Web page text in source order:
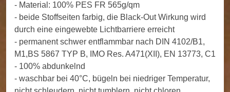
- Material: 100% PES FR 565g/qm
- beide Stoffseiten farbig, die Black-Out Wirkung wird
durch eine eingewebte Lichtbarriere erreicht
- permanent schwer entflammbar nach DIN 4102/B1,
M1,BS 5867 TYP B, IMO Res. A471(XII), EN 13773, C1
- 100% abdunkelnd
- waschbar bei 40°C, bügeln bei niedriger Temperatur,